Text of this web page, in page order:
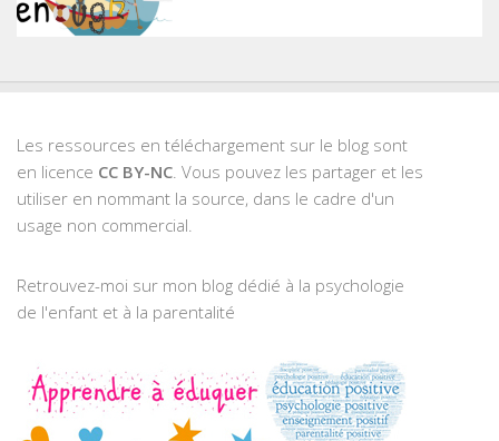
Les ressources en téléchargement sur le blog sont
en licence CC BY-NC . Vous pouvez les partager et les
utiliser en nommant la source, dans le cadre d'un
usage non commercial.
Retrouvez-moi sur mon blog dédié à la psychologie
de l'enfant et à la parentalité